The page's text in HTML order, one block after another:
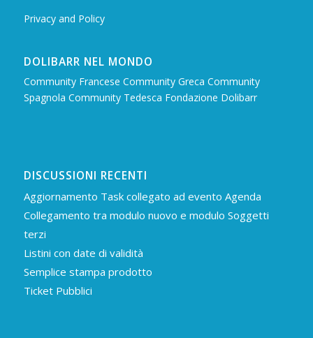
Privacy and Policy
DOLIBARR NEL MONDO
Community Francese Community Greca Community
Spagnola Community Tedesca Fondazione Dolibarr
DISCUSSIONI RECENTI
Aggiornamento Task collegato ad evento Agenda
Collegamento tra modulo nuovo e modulo Soggetti
terzi
Listini con date di validità
Semplice stampa prodotto
Ticket Pubblici